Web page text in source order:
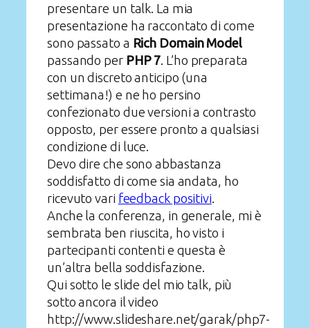
presentare un talk. La mia
presentazione ha raccontato di come
sono passato a Rich Domain Model
passando per PHP 7 . L’ho preparata
con un discreto anticipo (una
settimana!) e ne ho persino
confezionato due versioni a contrasto
opposto, per essere pronto a qualsiasi
condizione di luce.
Devo dire che sono abbastanza
soddisfatto di come sia andata, ho
ricevuto vari feedback positivi
Anche la conferenza, in generale, mi è
sembrata ben riuscita, ho visto i
partecipanti contenti e questa è
un’altra bella soddisfazione.
Qui sotto le slide del mio talk, più
sotto ancora il video
http://www.slideshare.net/garak/php7-